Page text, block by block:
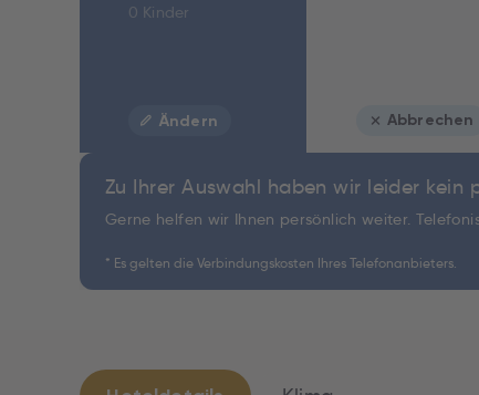
0 Kinder
Ändern Abbrechen
Zu Ihrer Auswahl haben wir leider kein
Gerne helfen wir Ihnen persönlich weiter.
* Es gelten die Verbindungskosten Ihres Telefonanbieters.